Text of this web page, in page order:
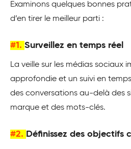
Examinons quelques bonnes
d’en tirer le meilleur parti :
#1. Surveillez en temps réel
La veille sur les médias sociaux
approfondie et un suivi en
des conversations au-delà des
marque et des mots-clés.
#2. Définissez des objectifs